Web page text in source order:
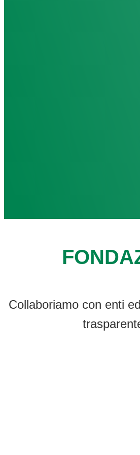
Collaboriamo con enti